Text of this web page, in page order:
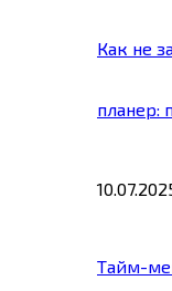
Как не
планер:
Тайм-